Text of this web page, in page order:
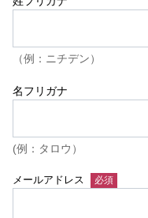
（例：ニチデン）
名フリガナ
(例：タロウ）
メールアドレス